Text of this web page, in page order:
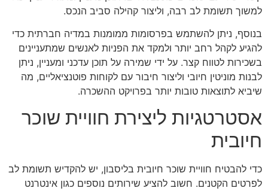
למשוך תשומת לב רבה, וליצור קהילה סביב הנכס.
בנוסף, ניתן להשתמש בפרסומות ממומנות במדיה חברתית כדי
להגיע לקהל רחב יותר ולמקד את הפניות לאנשים שמתעניינים
בשכירות לטווח קצר. על ידי שמירה על תוכן עדכני ומעניין, ניתן
לבנות מוניטין חיובי וליצור חיבור עם לקוחות פוטנציאליים, מה
שיביא לתוצאות טובות יותר בפרויקט ההשכרה.
אסטרטגיות ליצירת חוויית שוכר
חיובית
כדי להבטיח חוויית שוכר חיובית בליסבון, יש להקדיש תשומת לב
לפרטים הקטנים. חשוב להציע שירותים נוספים כגון אינטרנט